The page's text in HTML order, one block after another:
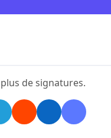
de signatures.